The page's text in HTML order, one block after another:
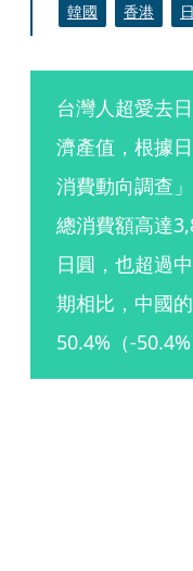
韓國
香港
台灣人超愛去
濟產值，根據
消費動向調查
總消費額高達
日圓，也超過
期相比，中國
50.4%（-50.4%